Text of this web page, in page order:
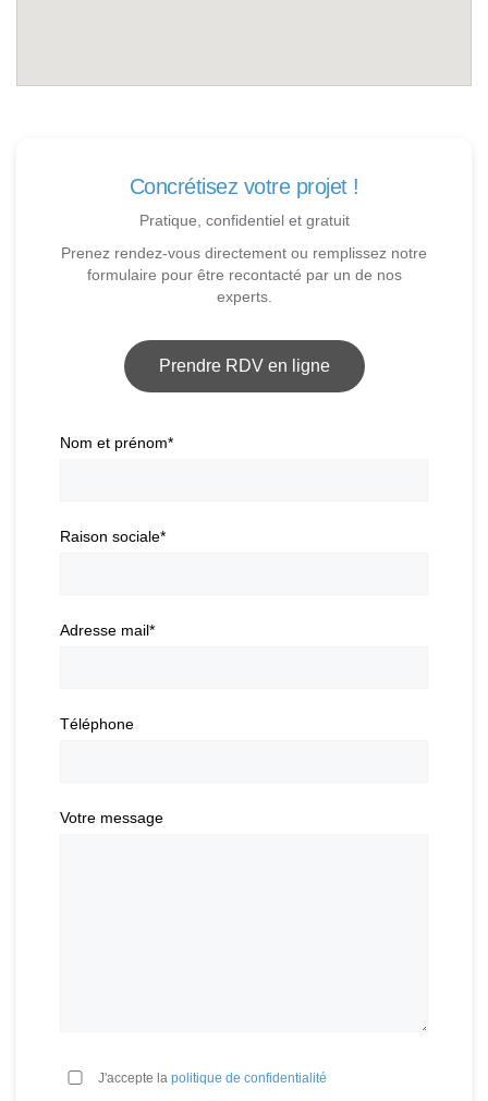
Concrétisez votre projet !
Pratique, confidentiel et gratuit
Prenez rendez-vous directement ou remplissez notre
formulaire pour être recontacté par un de nos
experts.
Prendre RDV en ligne
Nom et prénom*
Raison sociale*
Adresse mail*
Téléphone
Votre message
J'accepte la politique de confidentialité